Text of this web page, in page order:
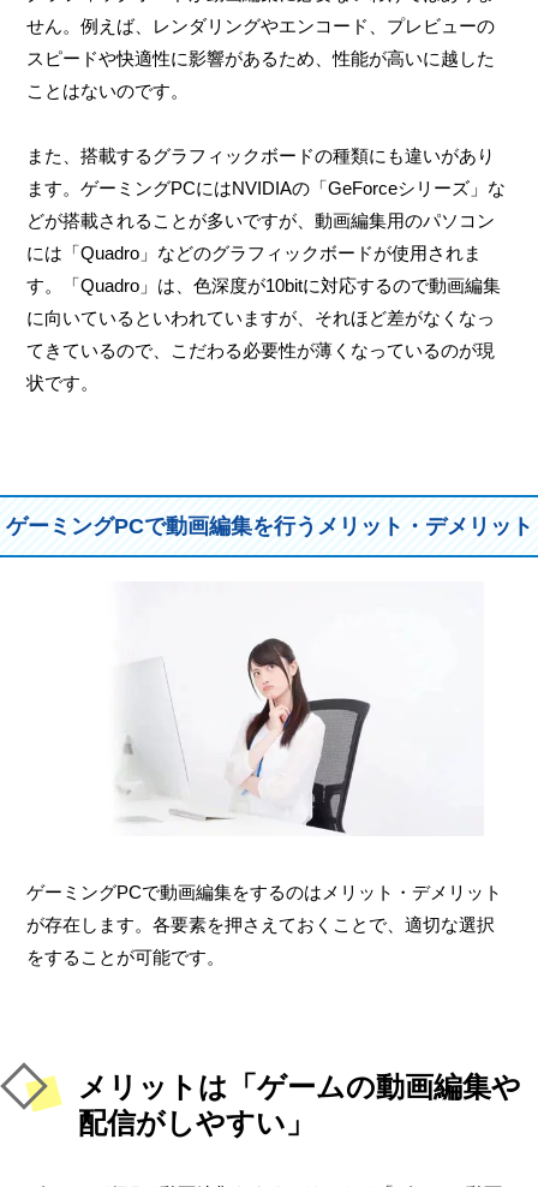
せん。例えば、レンダリングやエンコード、プレビューの
スピードや快適性に影響があるため、性能が高いに越した
ことはないのです。
また、搭載するグラフィックボードの種類にも違いがあり
ます。ゲーミングPCにはNVIDIAの「GeForceシリーズ」な
どが搭載されることが多いですが、動画編集用のパソコン
には「Quadro」などのグラフィックボードが使用されま
す。「Quadro」は、色深度が10bitに対応するので動画編集
に向いているといわれていますが、それほど差がなくなっ
てきているので、こだわる必要性が薄くなっているのが現
状です。
ゲーミングPCで動画編集を行うメリット・デメリット
ゲーミングPCで動画編集をするのはメリット・デメリット
が存在します。各要素を押さえておくことで、適切な選択
をすることが可能です。
メリットは「ゲームの動画編集や
配信がしやすい」